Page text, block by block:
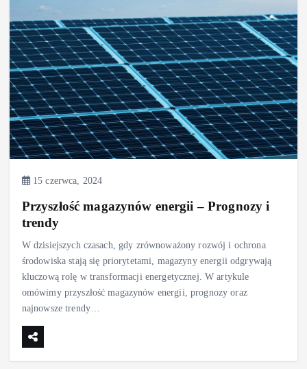
15 czerwca, 2024
Przyszłość magazynów energii – Prognozy i
trendy
W dzisiejszych czasach, gdy zrównoważony rozwój i ochrona
środowiska stają się priorytetami, magazyny energii odgrywają
kluczową rolę w transformacji energetycznej. W artykule
omówimy przyszłość magazynów energii, prognozy oraz
najnowsze trendy…